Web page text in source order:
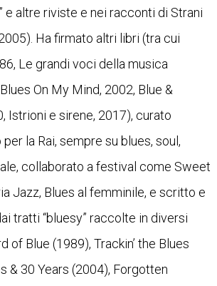
e altre riviste e nei racconti di Strani
Ha firmato altri libri (tra cui
Le grandi voci della musica
On My Mind, 2002, Blue &
Istrioni e sirene, 2017), curato
la Rai, sempre su blues, soul,
collaborato a festival come Sweet
Jazz, Blues al femminile, e scritto e
tratti “bluesy” raccolte in diversi
of Blue (1989), Trackin’ the Blues
& 30 Years (2004), Forgotten